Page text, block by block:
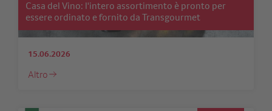
Casa del Vino: l'intero assortimento è pronto per
essere ordinato e fornito da Transgourmet
15.06.2026
Altro